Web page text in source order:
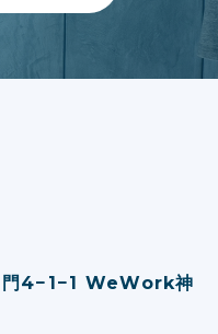
⾨4−1−1 WeWork神